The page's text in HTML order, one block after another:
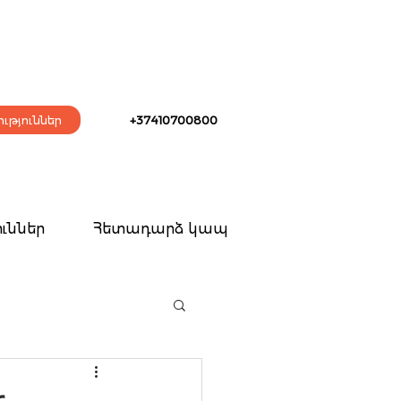
+37410700800
Հետադարձ կապ